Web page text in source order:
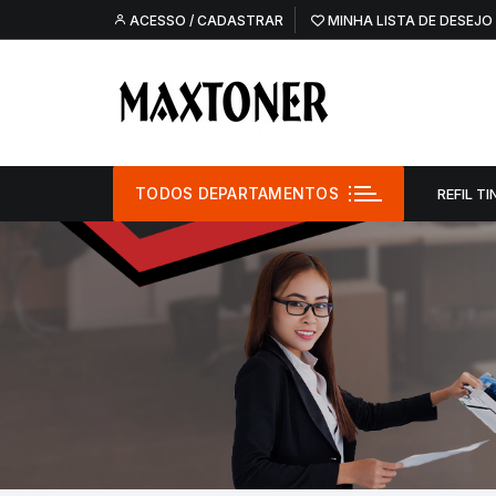
para
ACESSO / CADASTRAR MINHA LISTA DE DESEJO
TODOS DEPARTAMENTOS REFIL
Refil Tinta –
Refil Tinta –